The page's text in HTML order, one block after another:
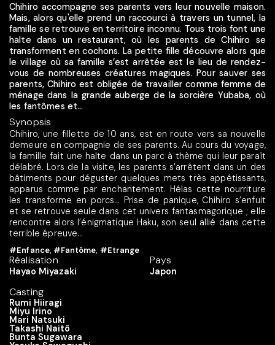
Chihiro accompagne ses parents vers leur nouvelle maison.
Mais, alors qu'elle prend un raccourci à travers un tunnel, la
famille se retrouve en territoire inconnu. Tous trois font une
halte dans un restaurant, où les parents de Chihiro se
transforment en cochons. La petite fille découvre alors que
le village où sa famille s’est arrêtée est le lieu de rendez-
vous de nombreuses créatures magiques. Pour sauver ses
parents, Chihiro est obligée de travailler comme femme de
ménage dans la grande auberge de la sorcière Yubaba, où
les fantômes et...
Synopsis
Chihiro, une fillette de 10 ans, est en route vers sa nouvelle
demeure en compagnie de ses parents. Au cours du voyage,
la famille fait une halte dans un parc à thème qui leur paraît
délabré. Lors de la visite, les parents s’arrêtent dans un des
bâtiments pour déguster quelques mets très appétissants,
apparus comme par enchantement. Hélas cette nourriture
les transforme en porcs… Prise de panique, Chihiro s’enfuit
et se retrouve seule dans cet univers fantasmagorique ; elle
rencontre alors l’énigmatique Haku, son seul allié dans cette
terrible épreuve…
#Enfance, #Fantôme, #Etrange
Réalisation
Hayao Miyazaki
Casting
Rumi Hiiragi
Miyu Irino
Mari Natsuki
Takashi Naitô
Bunta Sugawara
Pays
Japon